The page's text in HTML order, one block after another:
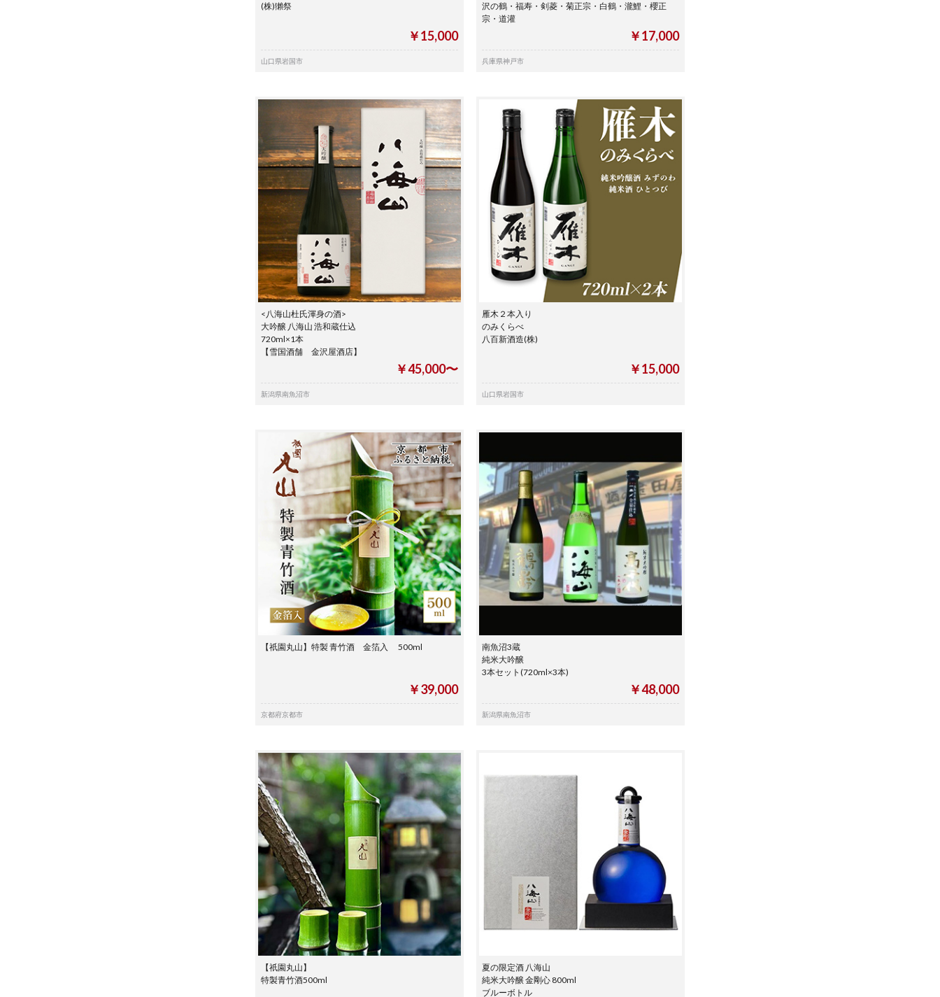
(株)獺祭
￥15,000
山口県岩国市
沢の鶴・福寿・剣菱・菊正宗・白鶴・瀧鯉・櫻正
宗・道灌
￥17,000
兵庫県神戸市
<八海山杜氏渾身の酒>
大吟醸 八海山 浩和蔵仕込
720ml×1本
【雪国酒舗 金沢屋酒店】
￥45,000〜
新潟県南魚沼市
雁木２本入り
のみくらべ
八百新酒造(株)
￥15,000
山口県岩国市
【祇園丸山】特製 青竹酒 金箔入 500ml
￥39,000
京都府京都市
南魚沼3蔵
純米大吟醸
3本セット(720ml×3本)
￥48,000
新潟県南魚沼市
【祇園丸山】
特製青竹酒500ml
夏の限定酒 八海山
純米大吟醸 金剛心 800ml
ブルーボトル